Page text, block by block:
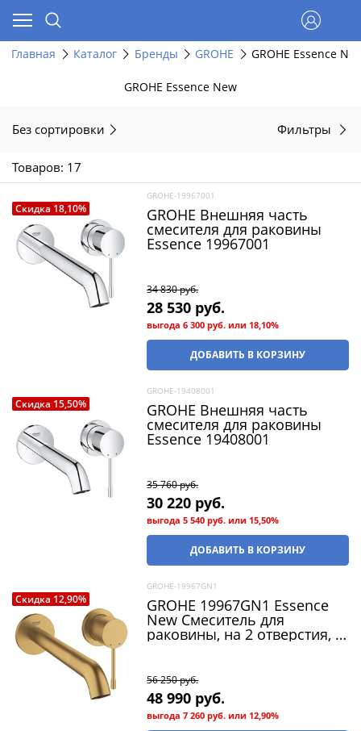
Главная Каталог Бренды GROHE GROHE Essence
GROHE Essence New
Без сортировки Фильтры
Товаров: 17
Скидка 18,10%
GROHE-19967001
GROHE Внешняя часть
смесителя для раковины
Essence 19967001
34 830 руб.
28 530 руб.
выгода6 300 руб. или 18,10%
ДОБАВИТЬ В КОРЗИНУ
Скидка 15,50%
GROHE-19408001
GROHE Внешняя часть
смесителя для раковины
Essence 19408001
35 760 руб.
30 220 руб.
выгода5 540 руб. или 15,50%
ДОБАВИТЬ В КОРЗИНУ
Скидка 12,90%
GROHE-19967GN1
GROHE 19967GN1 Essence
New Смеситель для
раковины, на 2 отверстия, L-
матовый
56 250 руб.
48 990 руб.
выгода7 260 руб. или 12,90%